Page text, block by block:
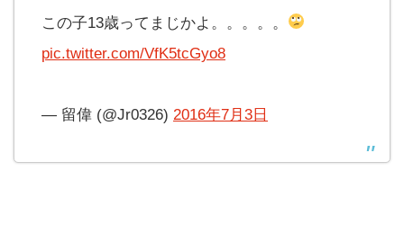
この子13歳ってまじかよ。。。。。
pic.twitter.com/VfK5tcGyo8
— 留偉 (@Jr0326) 2016年7月3日